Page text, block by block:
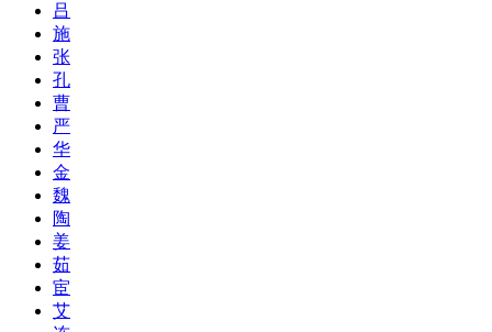
吕
施
张
孔
曹
严
华
金
魏
陶
姜
茹
宦
艾